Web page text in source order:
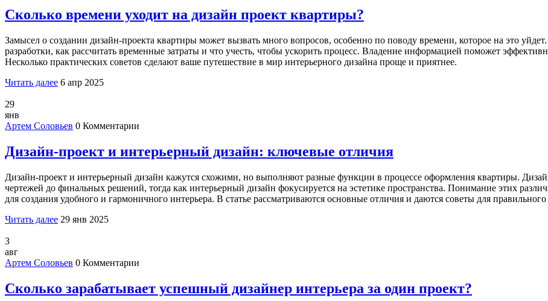
Сколько времени уходит на дизайн проект квартиры?
Замысел о создании дизайн-проекта квартиры может вызвать много вопросов, особенно по поводу времени, которое на это
разработки, как рассчитать временные затраты и что учесть, чтобы ускорить процесс. Владение информацией поможет
Несколько практических советов сделают ваше путешествие в мир интерьерного дизайна проще и приятнее.
Читать далее 6 апр 2025
29
янв
Артем Соловьев 0 Комментарии
Дизайн-проект и интерьерный дизайн: ключевые отличия
Дизайн-проект и интерьерный дизайн кажутся схожими, но выполняют разные функции в процессе оформления квартиры.
чертежей до финальных решений, тогда как интерьерный дизайн фокусируется на эстетике пространства. Понимание этих
для создания удобного и гармоничного интерьера. В статье рассматриваются основные отличия и даются советы для
Читать далее 29 янв 2025
3
авг
Артем Соловьев 0 Комментарии
Сколько зарабатывает успешный дизайнер интерьера за один проект?